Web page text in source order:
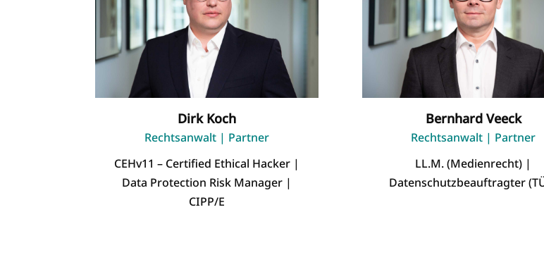
Dirk Koch
Rechtsanwalt | Partner
CEHv11 – Certified Ethical Hacker |
Data Protection Risk Manager |
CIPP/E
Bernhard Veeck
Rechtsanwalt | Partner
LL.M. (Medienrecht) |
Datenschutzbeauftragter